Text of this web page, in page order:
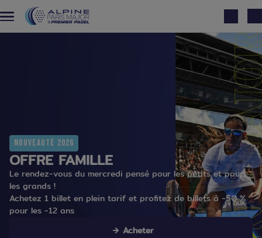
Aller au contenu principal
Nouveauté 2026
OFFRE FAMILLE
Le rendez-vous du mercredi pensé pour les petits et pour
les grands !
Achetez 1 billet en plein tarif et profitez de billets à -50 %
pour les -12 ans
Acheter